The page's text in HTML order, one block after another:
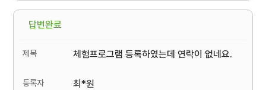
답변완료
체험프로그램 등록하였는데 연락이 없네요.
최*원